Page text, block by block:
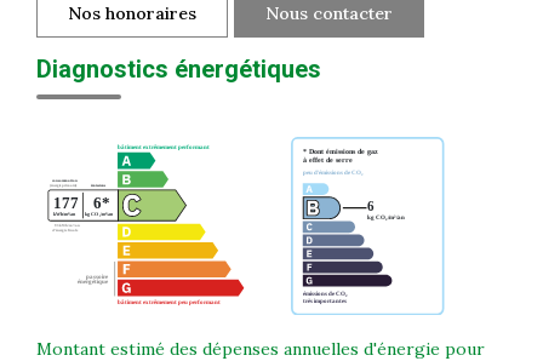
Nos honoraires Nous contacter
Diagnostics énergétiques
Montant estimé des dépenses annuelles d'énergie pour